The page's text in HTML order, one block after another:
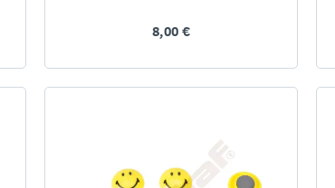
8,00 €